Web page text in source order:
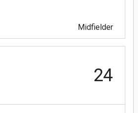
Midfielder
24